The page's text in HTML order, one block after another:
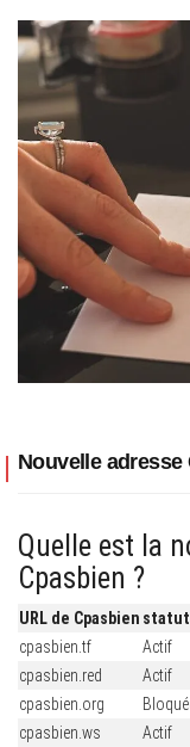
Nouvelle adresse
Quelle est la
Cpasbien ?
URL de Cpasbien
cpasbien.tf
Actif
cpasbien.red
Actif
cpasbien.org
cpasbien.ws
Actif